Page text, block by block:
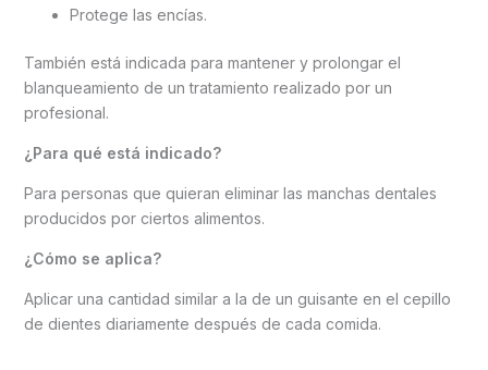
Protege las encías.
También está indicada para mantener y prolongar el
blanqueamiento de un tratamiento realizado por un
profesional.
¿Para qué está indicado?
Para personas que quieran eliminar las manchas dentales
producidos por ciertos alimentos.
¿Cómo se aplica?
Aplicar una cantidad similar a la de un guisante en el cepillo
de dientes diariamente después de cada comida.